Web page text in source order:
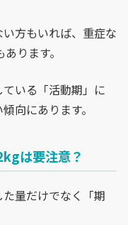
方もいれば、重症な
ります。
いる「活動期」に
向にあります。
は要注意？
量だけでなく「期